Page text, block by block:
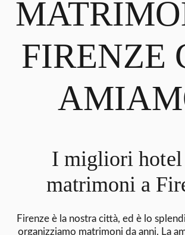
FIRENZE
I migliori hotel
matrimoni a
Firenze è la nostra città, ed è lo
organizziamo matrimoni da anni. La